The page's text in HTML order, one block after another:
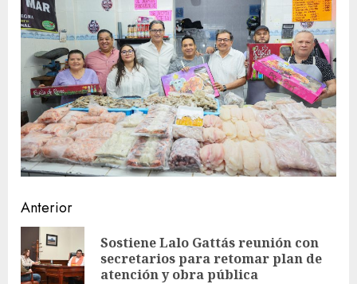
Sigue
leyendo
Anterior
Sostiene Lalo Gattás reunión con
secretarios para retomar plan de
atención y obra pública